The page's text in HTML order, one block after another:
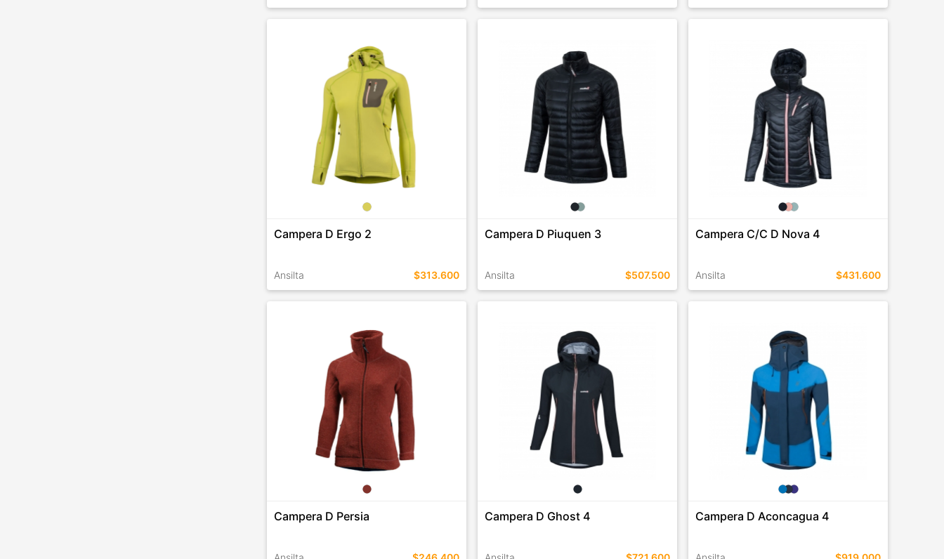
COMPRAR COMPRAR COMPRAR
Campera D Ergo 2
Ansilta $313.600
COMPRAR
Campera D Piuquen 3
Ansilta $507.500
COMPRAR
Campera C/C D Nova 4
Ansilta $431.600
COMPRAR
Campera D Persia Campera D Ghost 4 Campera D Aconcagua 4